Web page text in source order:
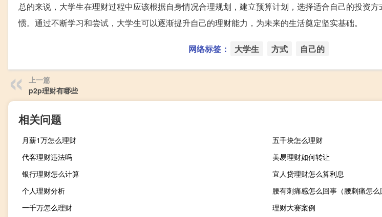
总的来说，大学生在理财过程中应该根据自身情况合理规划，建立预算计划，选择适合自己的投资
惯。通过不断学习和尝试，大学生可以逐渐提升自己的理财能力，为未来的生活奠定坚实基础。
网络标签： 大学生 方式 自己的
上一篇
p2p理财有哪些
相关问题
月薪1万怎么理财
五千块怎么理财
代客理财违法吗
美易理财如何转让
银行理财怎么计算
宜人贷理财怎么算利息
个人理财分析
腰有刺痛感怎么回事（腰刺痛怎么
一千万怎么理财
理财大赛案例